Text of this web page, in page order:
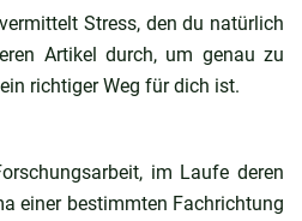
Stress, den du natürlich
Artikel durch, um genau zu
richtiger Weg für dich ist.
im Laufe deren
einer bestimmten Fachrichtung